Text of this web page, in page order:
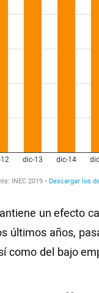
un efecto
últimos años,
como del bajo